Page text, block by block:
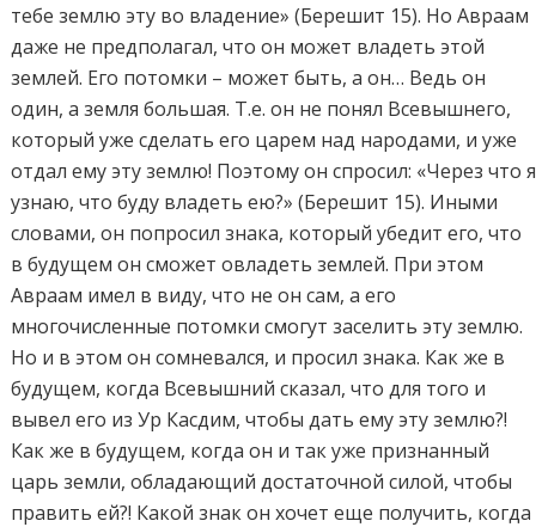
тебе землю эту во владение» (Берешит 15). Но Авраам
даже не предполагал, что он может владеть этой
землей. Его потомки – может быть, а он… Ведь он
один, а земля большая. Т.е. он не понял Всевышнего,
который уже сделать его царем над народами, и уже
отдал ему эту землю! Поэтому он спросил: «Через что я
узнаю, что буду владеть ею?» (Берешит 15). Иными
словами, он попросил знака, который убедит его, что
в будущем он сможет овладеть землей. При этом
Авраам имел в виду, что не он сам, а его
многочисленные потомки смогут заселить эту землю.
Но и в этом он сомневался, и просил знака. Как же в
будущем, когда Всевышний сказал, что для того и
вывел его из Ур Касдим, чтобы дать ему эту землю?!
Как же в будущем, когда он и так уже признанный
царь земли, обладающий достаточной силой, чтобы
править ей?! Какой знак он хочет еще получить, когда